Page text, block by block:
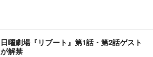
日曜劇場『リブート』第1話・第2話ゲスト
が解禁